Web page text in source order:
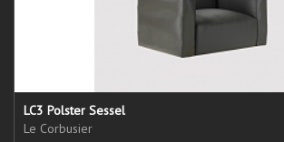
LC3 Polster Sessel
Le Corbusier